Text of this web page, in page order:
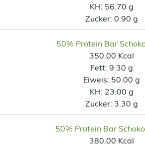
KH: 56.70 g
Zucker: 0.90 g
50% Protein Bar
350.00 Kcal
Fett: 9.30 g
Eiweis: 50.00 g
KH: 23.00 g
Zucker: 3.30 g
50% Protein Bar
380.00 Kcal